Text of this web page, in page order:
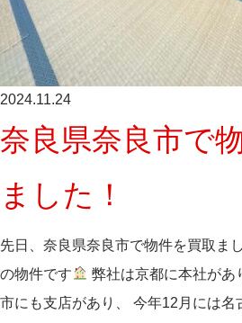
2024.11.24
奈良県奈良市で
ました！
先日、奈良県奈良市で物件を買取ま
の物件です
弊社は京都に本社があ
市にも支店があり、 今年12月には名